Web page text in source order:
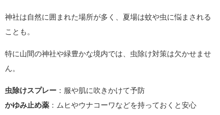
神社は自然に囲まれた場所が多く、夏場は蚊や虫に悩まされる
ことも。
特に山間の神社や緑豊かな境内では、虫除け対策は欠かせませ
ん。
虫除けスプレー ：服や肌に吹きかけて予防
かゆみ止め薬 ：ムヒやウナコーワなどを持っておくと安心